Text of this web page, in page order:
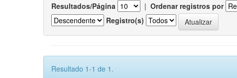
Resultados/Página | Ordenar registros por
Registro(s)
Resultado 1-1 de 1.